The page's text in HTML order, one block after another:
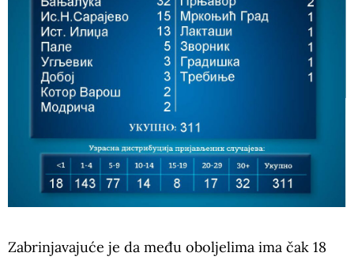
Zabrinjavajuće je da među oboljelima ima čak 18